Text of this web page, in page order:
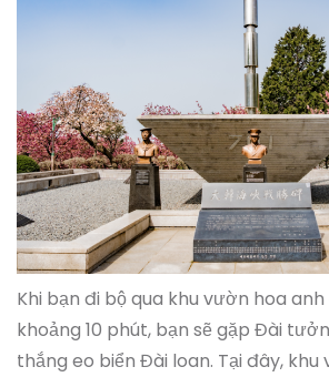
Khi bạn đi bộ qua khu vườn hoa
khoảng 10 phút, bạn sẽ gặp Đài
thắng eo biển Đài loan. Tại đây,